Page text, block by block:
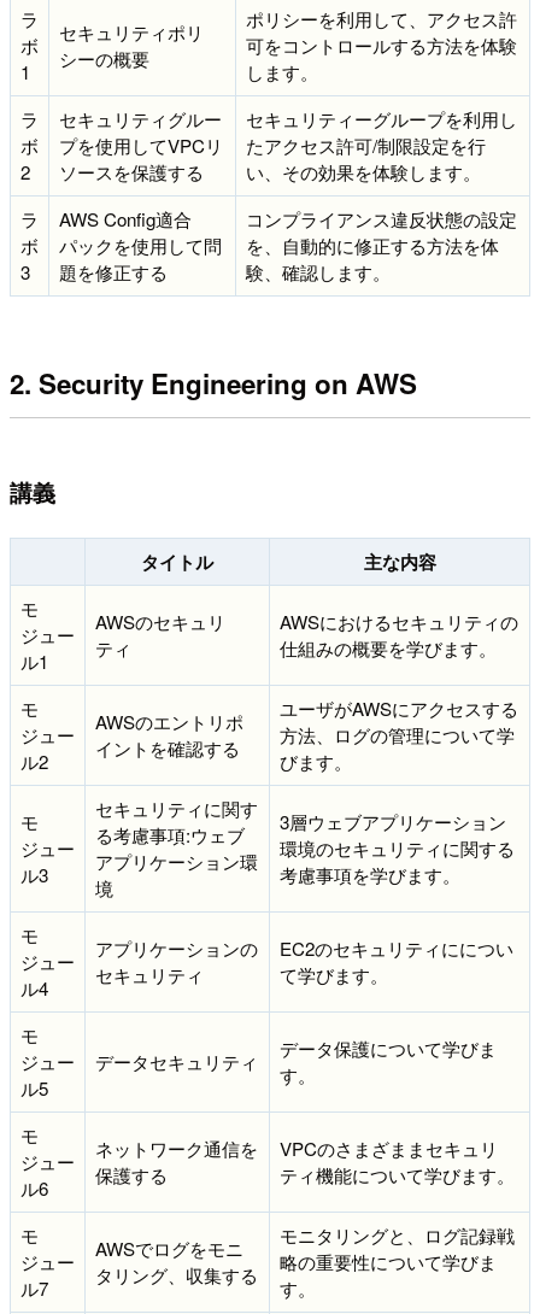
ラ
ボ
1
セキュリティポリ
シーの概要
ポリシーを利用して、アクセス許
可をコントロールする方法を体験
します。
ラ
ボ
2
セキュリティグルー
プを使用してVPCリ
ソースを保護する
セキュリティーグループを利用し
たアクセス許可/制限設定を行
い、その効果を体験します。
ラ
ボ
3
AWS Config適合
パックを使用して問
題を修正する
コンプライアンス違反状態の設定
を、自動的に修正する方法を体
験、確認します。
2. Security Engineering on AWS
講義
タイトル 主な内容
モ
ジュー
ル1
AWSのセキュリ
ティ
AWSにおけるセキュリティの
仕組みの概要を学びます。
モ
ジュー
ル2
AWSのエントリポ
イントを確認する
ユーザがAWSにアクセスする
方法、ログの管理について学
びます。
モ
ジュー
ル3
セキュリティに関す
る考慮事項:ウェブ
アプリケーション環
境
3層ウェブアプリケーション
環境のセキュリティに関する
考慮事項を学びます。
モ
ジュー
ル4
アプリケーションの
セキュリティ
EC2のセキュリティにについ
て学びます。
モ
ジュー
ル5
データセキュリティ
データ保護について学びま
す。
モ
ジュー
ル6
ネットワーク通信を
保護する
VPCのさまざままセキュリ
ティ機能について学びます。
モ
ジュー
ル7
AWSでログをモニ
タリング、収集する
モニタリングと、ログ記録戦
略の重要性について学びま
す。